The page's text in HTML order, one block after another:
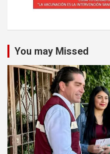
You may Missed